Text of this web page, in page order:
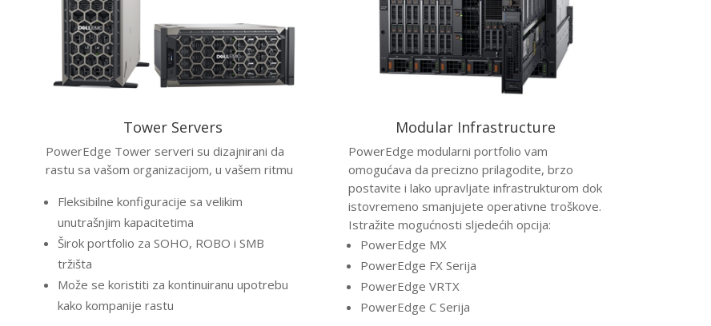
Tower Servers
PowerEdge Tower serveri su dizajnirani da
rastu sa vašom organizacijom, u vašem ritmu
Fleksibilne konfiguracije sa velikim
unutrašnjim kapacitetima
Širok portfolio za SOHO, ROBO i SMB
tržišta
Može se koristiti za kontinuiranu upotrebu
kako kompanije rastu
Modular Infrastructure
PowerEdge modularni portfolio vam
omogućava da precizno prilagodite, brzo
postavite i lako upravljate infrastrukturom dok
istovremeno smanjujete operativne troškove.
Istražite mogućnosti sljedećih opcija:
PowerEdge MX
PowerEdge FX Serija
PowerEdge VRTX
PowerEdge C Serija